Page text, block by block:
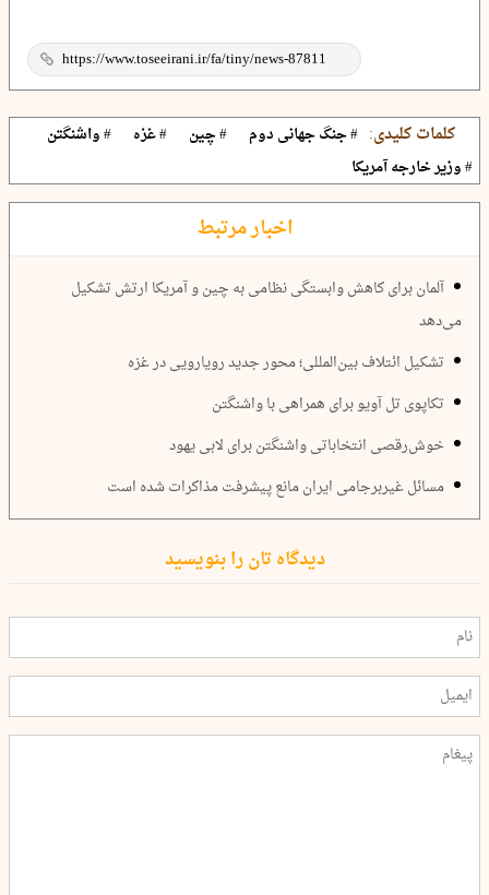
کلمات کلیدی: # جنگ جهانی دوم # چین # غزه
# واشنگتن
# وزیر خارجه آمریکا
اخبار مرتبط
آلمان برای کاهش وابستگی نظامی به چین و آمریکا ارتش تشکیل
می‌دهد
تشکیل ائتلاف بین‌المللی؛ محور جدید رویارویی در غزه
تکاپوی تل آویو برای همراهی با واشنگتن
خوش‌رقصی انتخاباتی واشنگتن برای لابی یهود
مسائل غیربرجامی ایران مانع پیشرفت مذاکرات شده است
دیدگاه تان را بنویسید